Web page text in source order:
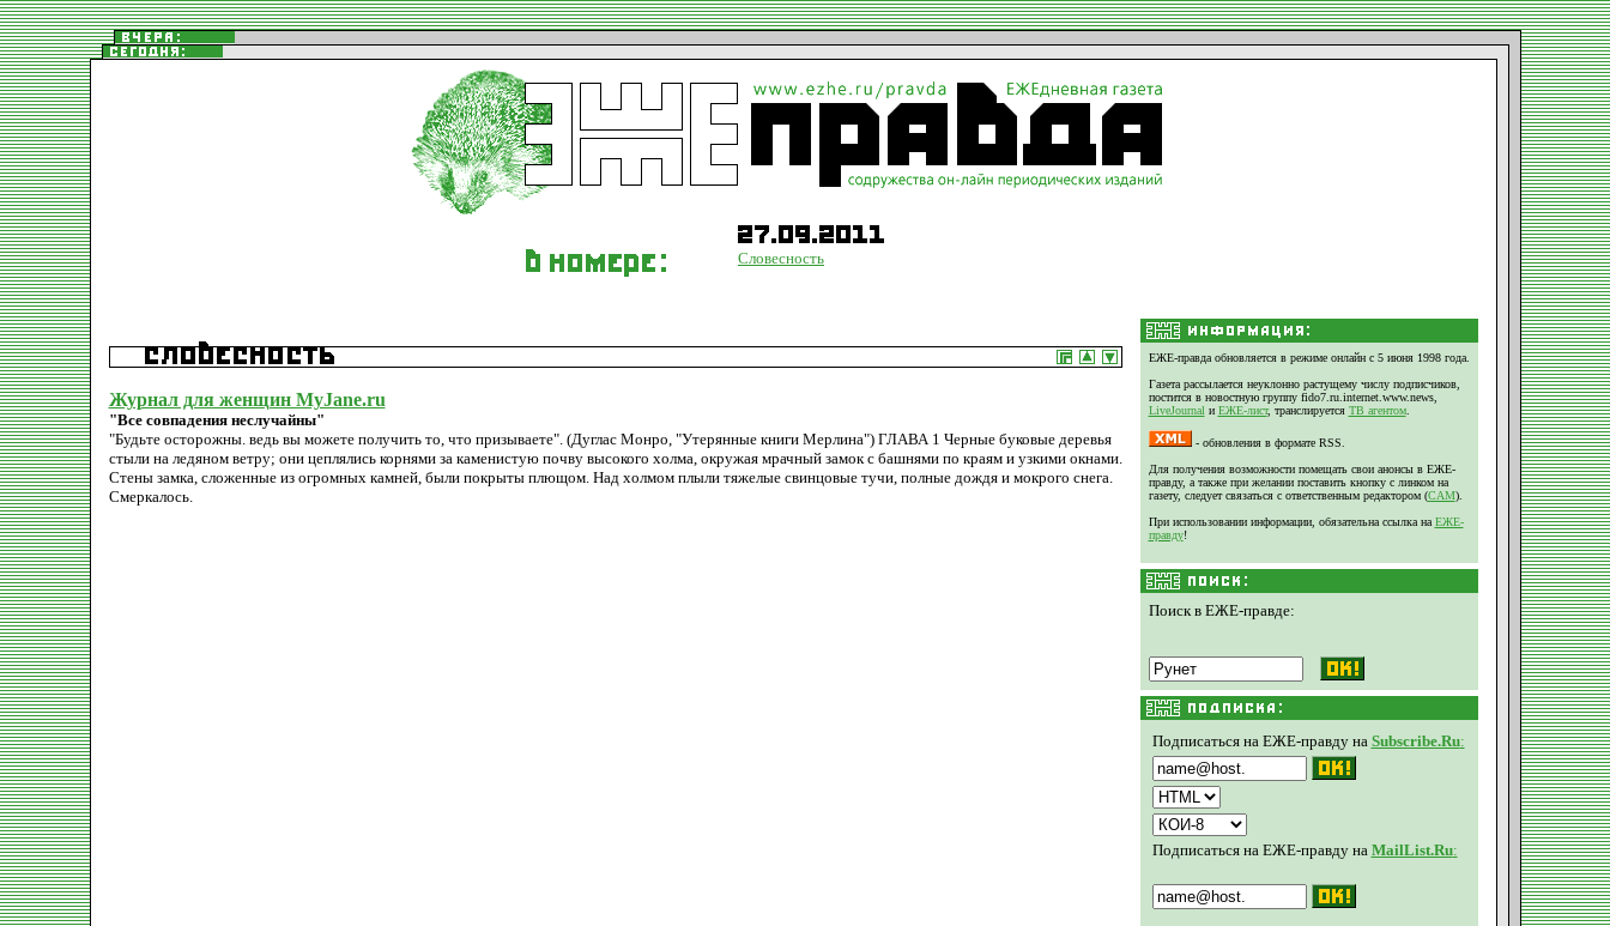
Словесность
Журнал для женщин MyJane.ru
"Все совпадения неслучайны"
"Будьте осторожны. ведь вы можете получить то, что призываете". (Дуглас Монро, "Утерянные книги Мерлина") ГЛАВА 1 Черные буковые деревья
стыли на ледяном ветру; они цеплялись корнями за каменистую почву высокого холма, окружая мрачный замок с башнями по краям и узкими окнами.
Стены замка, сложенные из огромных камней, были покрыты плющом. Над холмом плыли тяжелые свинцовые тучи, полные дождя и мокрого снега.
Смеркалось.
ЕЖЕ-правда обновляется в режиме онлайн с 5 июня 1998 года.
Газета рассылается неуклонно растущему числу подписчиков,
постится в новостную группу fido7.ru.internet.www.news,
LiveJournal и ЕЖЕ-лист, транслируется ТВ агентом.
- обновления в формате RSS.
Для получения возможности помещать свои анонсы в ЕЖЕ-
правду, а также при желании поставить кнопку с линком на
газету, следует связаться с ответственным редактором (CAM).
При использовании информации, обязательна ссылка на ЕЖЕ-
правду!
Поиск в ЕЖЕ-правде:
Подписаться на ЕЖЕ-правду на Subscribe.Ru:
Подписаться на ЕЖЕ-правду на MailList.Ru: